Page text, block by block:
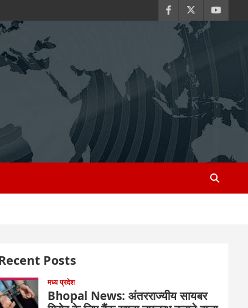
Posts
मध्य प्रदेश
Bhopal News: अंतरराज्यीय सायबर